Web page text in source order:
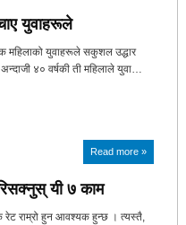
युवाहरूले
महिलाको युवाहरूले सकुशल उद्धार
४० वर्षकी ती महिलाले युवा…
Read more »
यी ७ काम
रेट राम्रो हुन आवश्यक हुन्छ । त्यस्तै,